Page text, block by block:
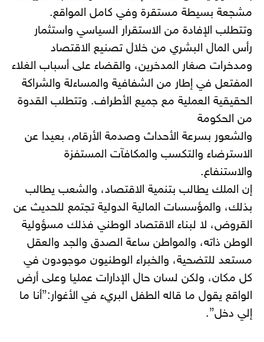
مشجعة بسيطة مستقرة وفي كامل المواقع.
وتتطلب الإفادة من الاستقرار السياسي واستثمار
رأس المال البشري من خلال تصنيع الاقتصاد
ومدخرات صغار المدخرين، والقضاء على أسباب الغلاء
المفتعل في إطار من الشفافية والمساءلة والشراكة
الحقيقية العملية مع جميع الأطراف. وتتطلب القدوة
من الحكومة
والشعور بسرعة الأحداث وصدمة الأرقام، بعيدا عن
الاسترضاء والتكسب والمكافآت المستفزة
والاستنفاع.
إن الملك يطالب بتنمية الاقتصاد، والشعب يطالب
بذلك، والمؤسسات المالية الدولية تجتمع للحديث عن
القروض، لا لبناء الاقتصاد الوطني فذلك مسؤولية
الوطن ذاته، والمواطن ساعة الصدق والجد والعقل
مستعد للتضحية، والخبراء الوطنيون موجودون في
كل مكان، ولكن لسان حال الإدارات عمليا وعلى أرض
الواقع يقول ما قاله الطفل البريء في الأغوار:”أنا ما
إلي دخل”.